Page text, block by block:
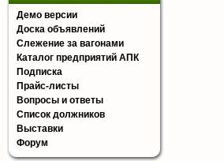
Демо версии
Доска объявлений
Слежение за вагонами
Каталог предприятий АПК
Подписка
Прайс-листы
Вопросы и ответы
Список должников
Выставки
Форум